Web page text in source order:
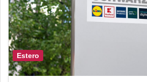
Estero